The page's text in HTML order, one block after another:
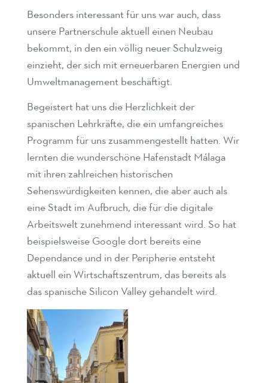
Besonders interessant für uns war auch, dass
unsere Partnerschule aktuell einen Neubau
bekommt, in den ein völlig neuer Schulzweig
einzieht, der sich mit erneuerbaren Energien und
Umweltmanagement beschäftigt.
Begeistert hat uns die Herzlichkeit der
spanischen Lehrkräfte, die ein umfangreiches
Programm für uns zusammengestellt hatten. Wir
lernten die wunderschöne Hafenstadt Málaga
mit ihren zahlreichen historischen
Sehenswürdigkeiten kennen, die aber auch als
eine Stadt im Aufbruch, die für die digitale
Arbeitswelt zunehmend interessant wird. So hat
beispielsweise Google dort bereits eine
Dependance und in der Peripherie entsteht
aktuell ein Wirtschaftszentrum, das bereits als
das spanische Silicon Valley gehandelt wird.